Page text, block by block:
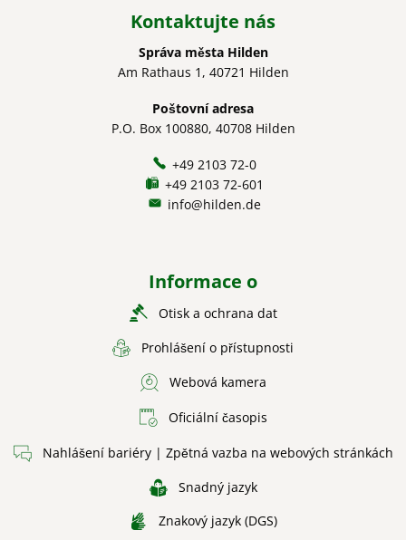
Kontaktujte nás
Správa města Hilden
Am Rathaus 1, 40721 Hilden
Poštovní adresa
P.O. Box 100880, 40708 Hilden
+49 2103 72-0
+49 2103 72-601
info@hilden.de
Informace o
Otisk a ochrana dat
Prohlášení o přístupnosti
Webová kamera
Oficiální časopis
Nahlášení bariéry | Zpětná vazba na webových stránkách
Snadný jazyk
Znakový jazyk (DGS)